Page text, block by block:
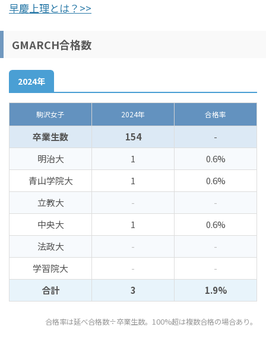
早慶上理とは？>>
GMARCH合格数
2024年
駒沢女子 2024年 合格率
卒業生数 154
-
明治大
1
0.6%
青山学院大
1
0.6%
立教大
-
-
中央大
1
0.6%
法政大
-
-
学習院大
-
-
合計
3 1.9%
合格率は延べ合格数÷卒業生数。100%超は複数合格の場合あり。